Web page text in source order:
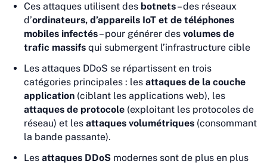
Ces attaques utilisent des botnets– des réseaux
d’ordinateurs, d’appareils IoT et de téléphones
mobiles infectés– pour générer des volumes de
trafic massifs qui submergent l’infrastructure cible
Les attaques DDoS se répartissent en trois
catégories principales : les attaques de la couche
application (ciblant les applications web), les
attaques de protocole (exploitant les protocoles de
réseau) et les attaques volumétriques (consommant
la bande passante).
Les attaques DDoS modernes sont de plus en plus